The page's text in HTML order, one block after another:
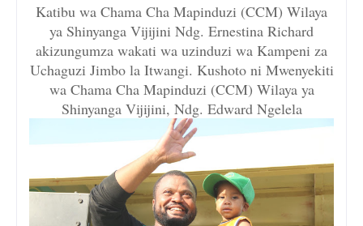
Katibu wa Chama Cha Mapinduzi (CCM) Wilaya
ya Shinyanga Vijijini Ndg. Ernestina Richard
akizungumza wakati wa uzinduzi wa Kampeni za
Uchaguzi Jimbo la Itwangi. Kushoto ni Mwenyekiti
wa Chama Cha Mapinduzi (CCM) Wilaya ya
Shinyanga Vijijini, Ndg. Edward Ngelela